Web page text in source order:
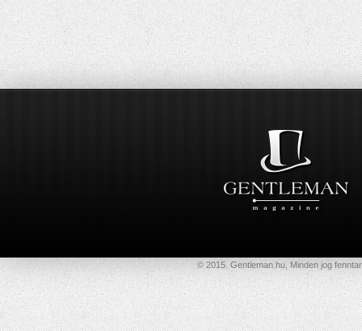
© 2015. Gentleman.hu, Minden jog